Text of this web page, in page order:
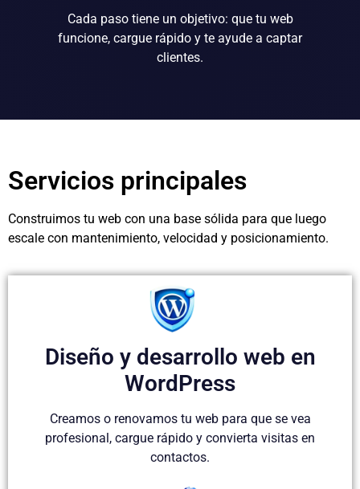
Cada paso tiene un objetivo: que tu web
funcione, cargue rápido y te ayude a captar
clientes.
Servicios principales
Construimos tu web con una base sólida para que luego
escale con mantenimiento, velocidad y posicionamiento.
Diseño y desarrollo web en
WordPress
Creamos o renovamos tu web para que se vea
profesional, cargue rápido y convierta visitas en
contactos.